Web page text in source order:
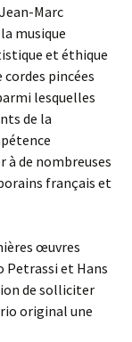
Marc
musique
et éthique
pincées
lesquelles
de la
à de nombreuses
français et
œuvres
et Hans
de solliciter
original une